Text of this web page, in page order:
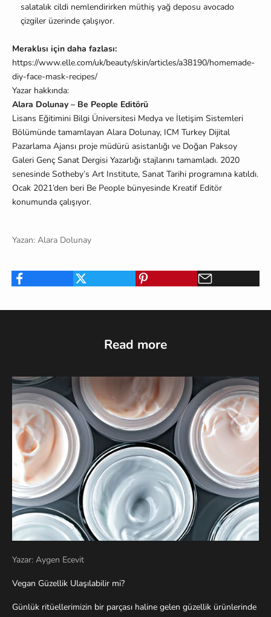
salatalık cildi nemlendirirken müthiş yağ deposu avocado
çizgiler üzerinde çalışıyor.
Meraklısı için daha fazlası:
https://www.elle.com/uk/beauty/skin/articles/a38190/homemade-
diy-face-mask-recipes/
Yazar hakkında:
Alara Dolunay – Be People Editörü
Lisans Eğitimini Bilgi Üniversitesi Medya ve İletişim Sistemleri
Bölümünde tamamlayan Alara Dolunay, ICM Turkey Dijital
Pazarlama Ajansı proje müdürü asistanlığı ve Doğan Paksoy
Galeri Genç Sanat Dergisi Yazarlığı stajlarını tamamladı. 2020
senesinde Sotheby’s Art Institute, Sanat Tarihi programına katıldı.
Ocak 2021’den beri Be People bünyesinde Kreatif Editör
konumunda çalışıyor.
Yazan: Alara Dolunay
Read more
Yazar: Aygen Ecevit
Vegan Güzellik Ulaşılabilir mi?
Günlük ritüellerimizin bir parçası haline gelen güzellik ürünlerinde